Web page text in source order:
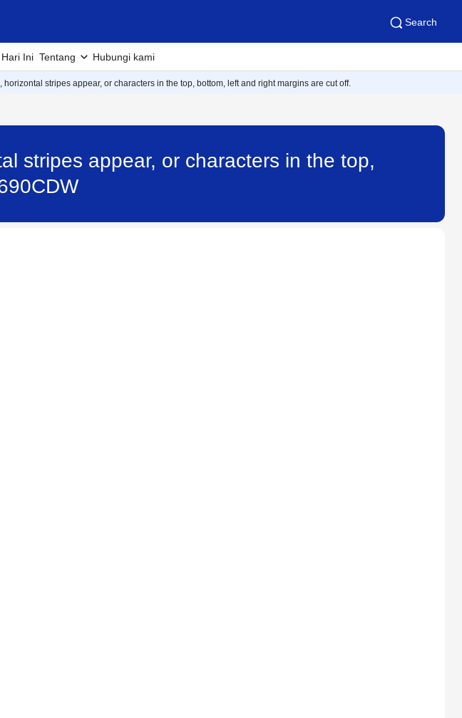
Search
Ini Tentang Hubungi kami
horizontal stripes appear, or characters in the top, bottom, left and right margins are cut off.
stripes appear, or characters in the top,